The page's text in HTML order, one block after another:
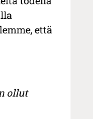
että
ollut